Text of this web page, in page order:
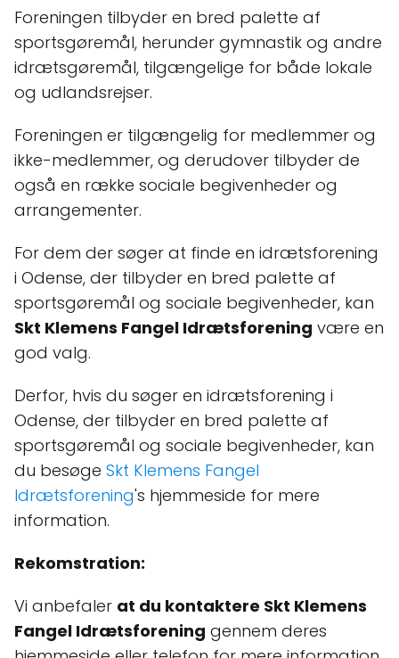
Foreningen tilbyder en bred palette af
sportsgøremål, herunder gymnastik og andre
idrætsgøremål, tilgængelige for både lokale
og udlandsrejser.
Foreningen er tilgængelig for medlemmer og
ikke-medlemmer, og derudover tilbyder de
også en række sociale begivenheder og
arrangementer.
For dem der søger at finde en idrætsforening
i Odense, der tilbyder en bred palette af
sportsgøremål og sociale begivenheder, kan
Skt Klemens Fangel Idrætsforening være en
god valg.
Derfor, hvis du søger en idrætsforening i
Odense, der tilbyder en bred palette af
sportsgøremål og sociale begivenheder, kan
du besøge Skt Klemens Fangel
Idrætsforening's hjemmeside for mere
information.
Rekomstration:
Vi anbefaler at du kontaktere Skt Klemens
Fangel Idrætsforening gennem deres